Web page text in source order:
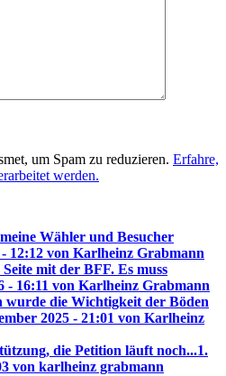
um Spam zu reduzieren. Erfahre,
werden.
Wähler und Besucher
12:12 von Karlheinz Grabmann
mit der BFF. Es muss
- 16:11 von Karlheinz Grabmann
wurde die Wichtigkeit der Böden
2025 - 21:01 von Karlheinz
die Petition läuft noch...1.
von karlheinz grabmann